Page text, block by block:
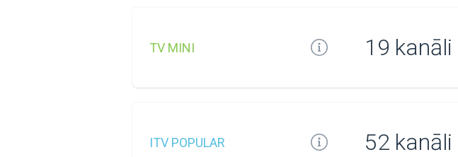
TV MINI 19 kanāli
ITV POPULAR 52 kanāli